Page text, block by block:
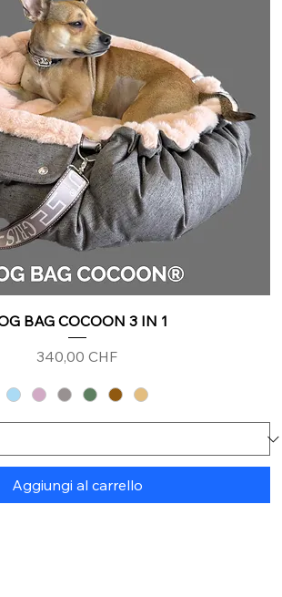
BAG COCOON 3 IN 1
Prezzo
340,00 CHF
Aggiungi al carrello